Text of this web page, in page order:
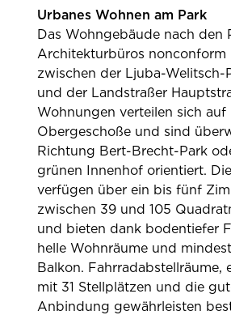
Urbanes Wohnen am Park
Das Wohngebäude nach den
Architekturbüros nonconform
zwischen der Ljuba-Welitsch-
und der Landstraßer
Wohnungen verteilen sich auf
Obergeschoße und sind
Richtung Bert-Brecht-Park
grünen Innenhof orientiert.
verfügen über ein bis fünf
zwischen 39 und 105
und bieten dank bodentiefer
helle Wohnräume und
Balkon. Fahrradabstellräume,
mit 31 Stellplätzen und die
Anbindung gewährleisten